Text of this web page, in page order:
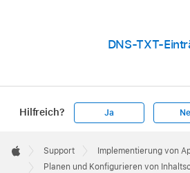
DNS-TXT-
Hilfreich? Ja
Footer

Apple
Support
Implementierung von
Planen und Konfigurieren von